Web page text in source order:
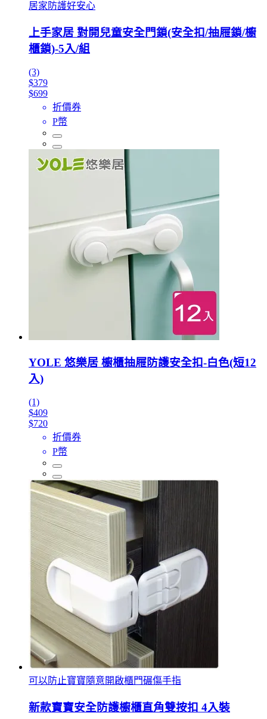
居家防護好安心
上手家居 對開兒童安全門鎖(安全扣/抽屜鎖/櫥
櫃鎖)-5入/組
(3)
$379
$699
折價券
P幣
YOLE 悠樂居 櫥櫃抽屜防護安全扣-白色(短12
入)
(1)
$409
$720
折價券
P幣
可以防止寶寶隨意開啟櫃門碾傷手指
新款寶寶安全防護櫥櫃直角雙按扣 4入裝